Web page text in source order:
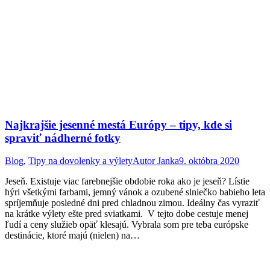
Najkrajšie jesenné mestá Európy – tipy, kde si
spraviť nádherné fotky
Blog, Tipy na dovolenky a výletyAutorJanka9. októbra 2020
Jeseň. Existuje viac farebnejšie obdobie roka ako je jeseň? Lístie
hýri všetkými farbami, jemný vánok a ozubené slniečko babieho leta
spríjemňuje posledné dni pred chladnou zimou. Ideálny čas vyraziť
na krátke výlety ešte pred sviatkami. V tejto dobe cestuje menej
ľudí a ceny služieb opäť klesajú. Vybrala som pre teba európske
destinácie, ktoré majú (nielen) na…